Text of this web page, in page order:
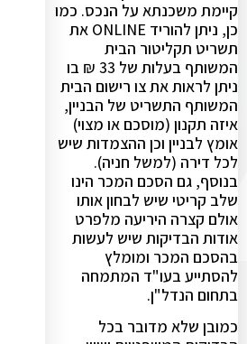
קיימת משכנתא על הנכס. כמו
כן, ניתן להוריד ONLINE את
תשריט תקליטור הבית
המשותף בעלות של 33 ₪ בו
ניתן לראות את צו רישום הבית
המשותף התשריט של הבניין,
איזה תקנון (מוסכם או מצוי)
אומץ לבניין וכן ההצמדות שיש
לכל דירה (למשל חניה).
בנוסף, גם הסכם המכר הינו
שלב קריטי שיש לבחון אותו
אולם קצרה היריעה מלפרט
אודות הבדיקות שיש לעשות
בהסכם המכר ומומלץ
להסתייע בעו"ד המתמחה
בתחום הנדל"ן.
כמובן שלא מדובר בכל